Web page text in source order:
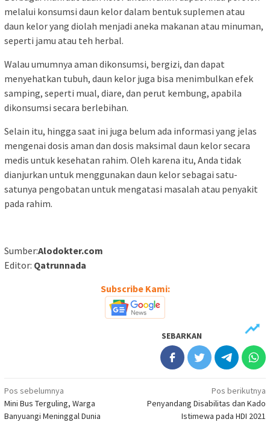
melalui konsumsi daun kelor dalam bentuk suplemen atau
daun kelor yang diolah menjadi aneka makanan atau minuman,
seperti jamu atau teh herbal.
Walau umumnya aman dikonsumsi, bergizi, dan dapat
menyehatkan tubuh, daun kelor juga bisa menimbulkan efek
samping, seperti mual, diare, dan perut kembung, apabila
dikonsumsi secara berlebihan.
Selain itu, hingga saat ini juga belum ada informasi yang jelas
mengenai dosis aman dan dosis maksimal daun kelor secara
medis untuk kesehatan rahim. Oleh karena itu, Anda tidak
dianjurkan untuk menggunakan daun kelor sebagai satu-
satunya pengobatan untuk mengatasi masalah atau penyakit
pada rahim.
Sumber:Alodokter.com
Editor: Qatrunnada
Subscribe Kami:
SEBARKAN
Navigasi
pos
Pos sebelumnya
Mini Bus Terguling, Warga
Banyuangi Meninggal Dunia
Pos berikutnya
Penyandang Disabilitas dan Kado
Istimewa pada HDI 2021